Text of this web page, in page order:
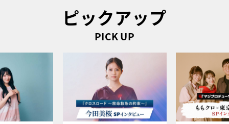
ピックアップ
PICK UP